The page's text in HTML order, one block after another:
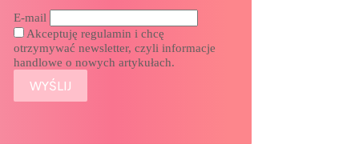
E-mail
Akceptuję regulamin i chcę
otrzymywać newsletter, czyli informacje
handlowe o nowych artykułach.